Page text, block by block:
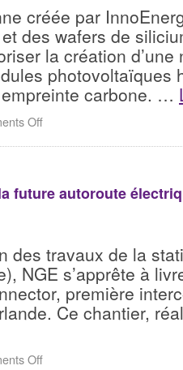
créée par
des wafers de
la création
photovoltaïques
carbone. …
Off
future autoroute
des travaux de la
NGE s’apprête à
première
Ce chantier,
Off